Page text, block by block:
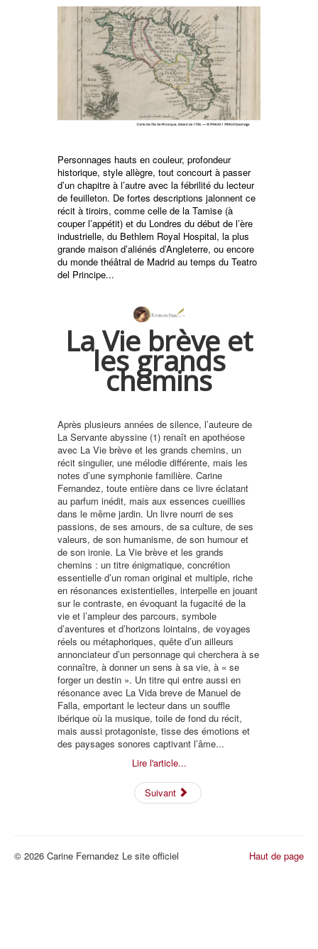
Personnages hauts en couleur, profondeur
historique, style allègre, tout concourt à passer
d’un chapitre à l’autre avec la fébrilité du lecteur
de feuilleton. De fortes descriptions jalonnent ce
récit à tiroirs, comme celle de la Tamise (à
couper l’appétit) et du Londres du début de l’ère
industrielle, du Bethlem Royal Hospital, la plus
grande maison d’aliénés d’Angleterre, ou encore
du monde théâtral de Madrid au temps du Teatro
del Principe...
La Vie brève et
les grands
chemins
Après plusieurs années de silence, l’auteure de
La Servante abyssine (1) renaît en apothéose
avec La Vie brève et les grands chemins, un
récit singulier, une mélodie différente, mais les
notes d’une symphonie familière. Carine
Fernandez, toute entière dans ce livre éclatant
au parfum inédit, mais aux essences cueillies
dans le même jardin. Un livre nourri de ses
passions, de ses amours, de sa culture, de ses
valeurs, de son humanisme, de son humour et
de son ironie. La Vie brève et les grands
chemins : un titre énigmatique, concrétion
essentielle d’un roman original et multiple, riche
en résonances existentielles, interpelle en jouant
sur le contraste, en évoquant la fugacité de la
vie et l’ampleur des parcours, symbole
d’aventures et d’horizons lointains, de voyages
réels ou métaphoriques, quête d’un ailleurs
annonciateur d’un personnage qui cherchera à se
connaître, à donner un sens à sa vie, à « se
forger un destin ». Un titre qui entre aussi en
résonance avec La Vida breve de Manuel de
Falla, emportant le lecteur dans un souffle
ibérique où la musique, toile de fond du récit,
mais aussi protagoniste, tisse des émotions et
des paysages sonores captivant l’âme...
Lire l'article...
Suivant
Haut de page
© 2026 Carine Fernandez Le site officiel